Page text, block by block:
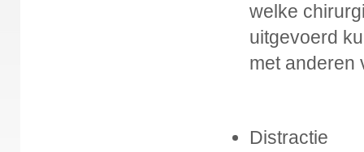
welke
uitgevoerd
met anderen
Distractie